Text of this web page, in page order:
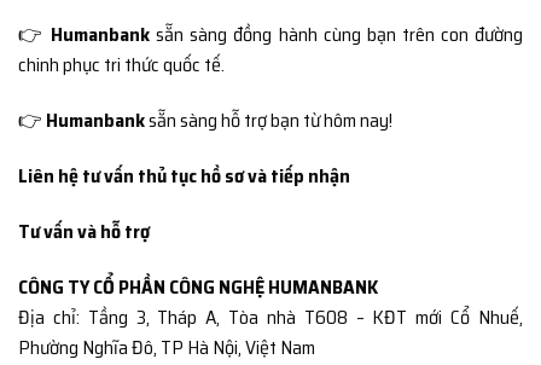
👉 Humanbank sẵn sàng đồng hành cùng bạn trên con đường
chinh phục tri thức quốc tế.
👉 Humanbanksẵn sàng hỗ trợ bạn từ hôm nay!
Liên hệ tư vấn thủ tục hồ sơ và tiếp nhận
Tư vấn và hỗ trợ
CÔNG TY CỔ PHẦN CÔNG NGHỆ HUMANBANK
Địa chỉ: Tầng 3, Tháp A, Tòa nhà T608 – KĐT mới Cổ Nhuế,
Phường Nghĩa Đô, TP Hà Nội, Việt Nam